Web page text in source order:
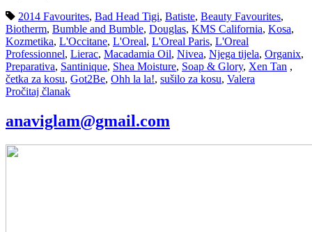
2014 Favourites, Bad Head Tigi, Batiste, Beauty Favourites,
Biotherm, Bumble and Bumble, Douglas, KMS California, Kosa,
Kozmetika, L'Occitane, L'Oreal, L'Oreal Paris, L'Oreal
Professionnel, Lierac, Macadamia Oil, Nivea, Njega tijela, Organix,
Preparativa, Santinique, Shea Moisture, Soap & Glory, Xen Tan ,
četka za kosu, Got2Be, Ohh la la!, sušilo za kosu, Valera
Pročitaj članak
anaviglam@gmail.com